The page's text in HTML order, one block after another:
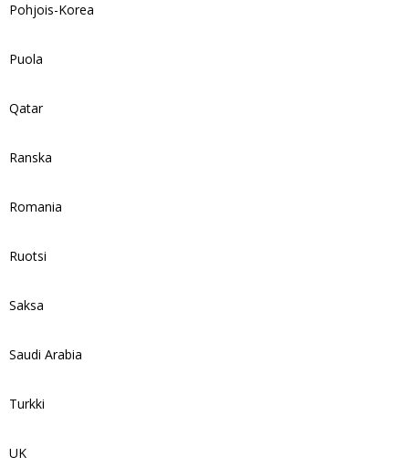
Pohjois-Korea
Puola
Qatar
Ranska
Romania
Ruotsi
Saksa
Saudi Arabia
Turkki
UK